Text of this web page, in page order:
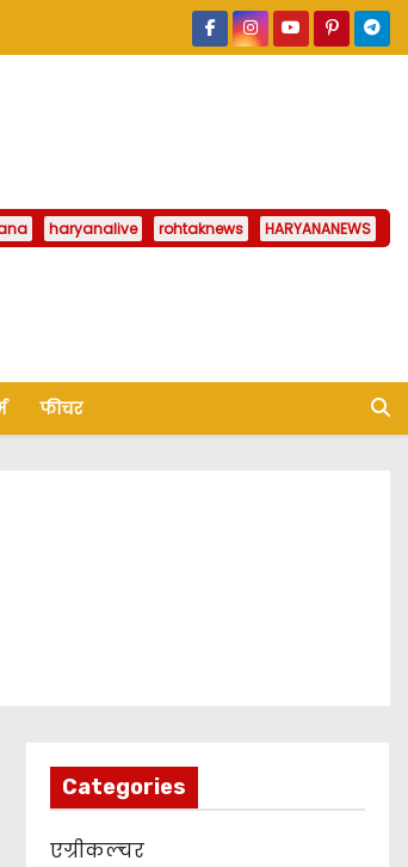
haryanalive rohtaknews HARYANANEWS
फीचर
Categories
एग्रीकल्चर